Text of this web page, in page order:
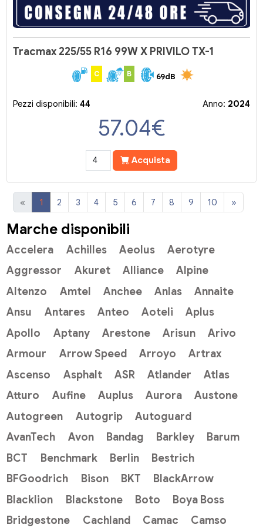
Tracmax 225/55 R16 99W X PRIVILO TX-1
C B 69dB
Pezzi disponibili:44 Anno: 2024
57.04€
Acquista
« 1 2 3 4 5 6 7 8 9 10 »
Marche disponibili
Accelera Achilles Aeolus
Aerotyre
Aggressor
Akuret Alliance
Alpine
Altenzo
Amtel Anchee Anlas
Annaite
Ansu
Antares Anteo Aoteli
Aplus
Apollo
Aptany Arestone Arisun
Arivo
Armour
Arrow Speed Arroyo
Artrax
Ascenso
Asphalt ASR Atlander
Atlas
Atturo
Aufine Auplus Aurora
Austone
Autogreen
Autogrip
Autoguard
AvanTech
Avon Bandag Barkley
Barum
BCT
Benchmark Berlin
Bestrich
BFGoodrich
Bison BKT
BlackArrow
Blacklion
Blackstone Boto
Boya Boss
Bridgestone
Cachland Camac
Camso